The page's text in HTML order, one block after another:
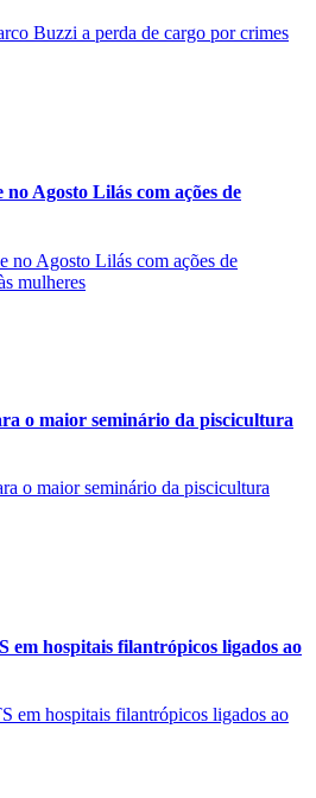
Agosto Lilás com ações de
o maior seminário da piscicultura
em hospitais filantrópicos ligados ao